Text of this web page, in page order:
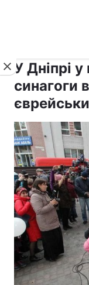
У Дніпрі у
синагоги